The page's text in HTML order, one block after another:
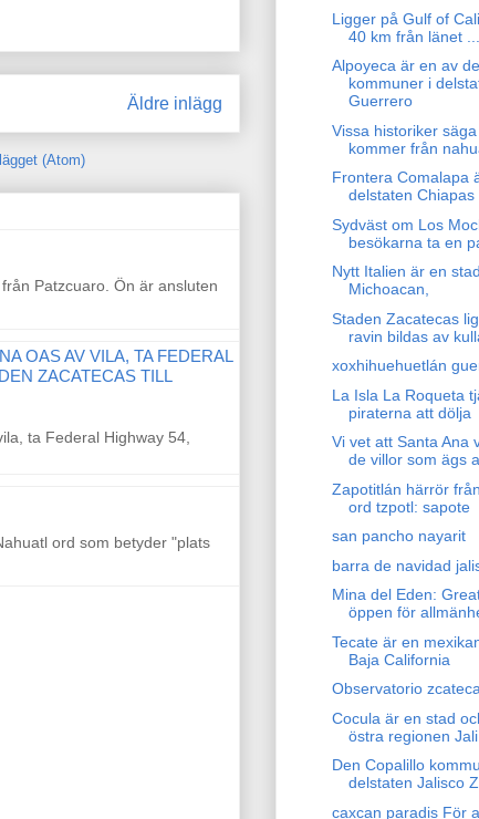
Äldre inlägg
(Atom)
Patzcuaro. Ön är ansluten
OAS AV VILA, TA FEDERAL
ZACATECAS TILL
ta Federal Highway 54,
ord som betyder "plats
Ligger på Gulf of
40 km från länet ...
Alpoyeca är en av
kommuner i
Guerrero
Vissa historiker
kommer från
Frontera Comalapa
delstaten Chiapas
Sydväst om Los
besökarna ta en
Nytt Italien är en
Michoacan,
Staden Zacatecas
ravin bildas av
xoxhihuehuetlán
La Isla La Roqueta
piraterna att dölja
Vi vet att Santa Ana
de villor som ägs
Zapotitlán härrör
ord tzpotl: sapote
san pancho nayarit
barra de navidad
Mina del Eden:
öppen för
Tecate är en
Baja California
Observatorio
Cocula är en stad
östra regionen
Den Copalillo
delstaten Jalisco
caxcan paradis För